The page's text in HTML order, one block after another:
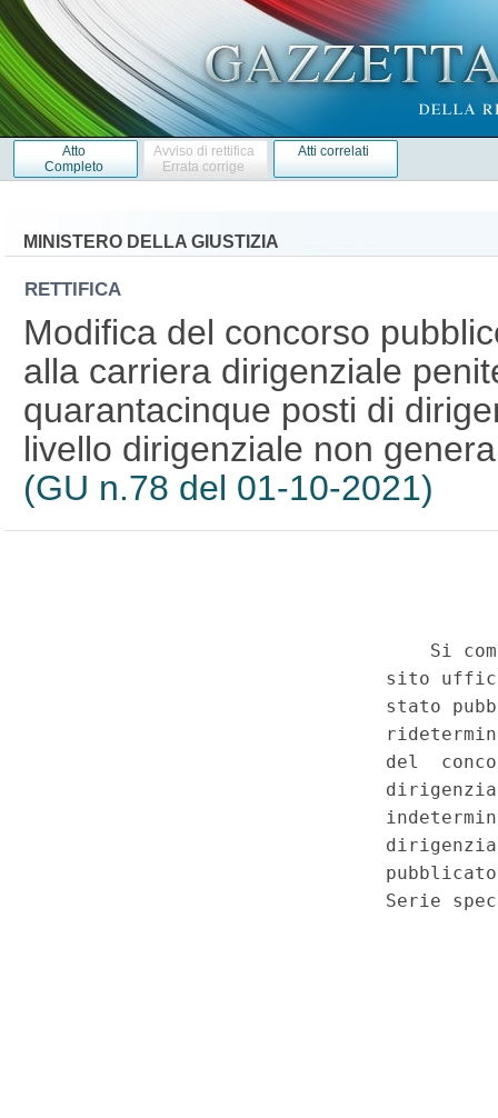
Atto
Completo
Avviso di rettifica
Errata corrige
Atti correlati
MINISTERO DELLA GIUSTIZIA
RETTIFICA
Modifica del concorso
alla carriera dirigenziale
quarantacinque posti di
livello dirigenziale non
(GU n.78 del 01-10-2021)